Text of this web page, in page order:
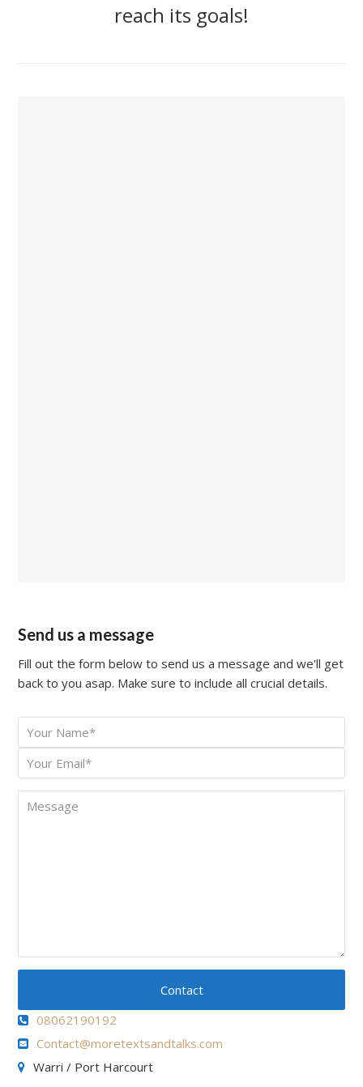
reach its goals!
Send us a message
Fill out the form below to send us a message and we'll get
back to you asap. Make sure to include all crucial details.
Your
Name *
Your
Email
Message
Contact
08062190192
Contact@moretextsandtalks.com
Warri / Port Harcourt